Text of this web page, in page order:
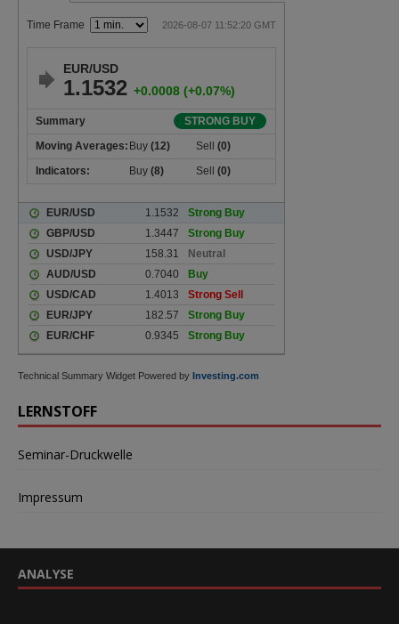
Technical Summary Widget Powered by Investing.com
LERNSTOFF
Seminar-Druckwelle
Impressum
ANALYSE